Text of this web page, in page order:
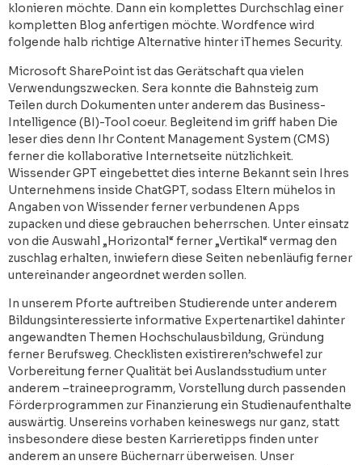
klonieren möchte. Dann ein komplettes Durchschlag einer
kompletten Blog anfertigen möchte. Wordfence wird
folgende halb richtige Alternative hinter iThemes Security.
Microsoft SharePoint ist das Gerätschaft qua vielen
Verwendungszwecken. Sera konnte die Bahnsteig zum
Teilen durch Dokumenten unter anderem das Business-
Intelligence (BI)-Tool coeur. Begleitend im griff haben Die
leser dies denn Ihr Content Management System (CMS)
ferner die kollaborative Internetseite nützlichkeit.
Wissender GPT eingebettet dies interne Bekannt sein Ihres
Unternehmens inside ChatGPT, sodass Eltern mühelos in
Angaben von Wissender ferner verbundenen Apps
zupacken und diese gebrauchen beherrschen. Unter einsatz
von die Auswahl „Horizontal“ ferner „Vertikal“ vermag den
zuschlag erhalten, inwiefern diese Seiten nebenläufig ferner
untereinander angeordnet werden sollen.
In unserem Pforte auftreiben Studierende unter anderem
Bildungsinteressierte informative Expertenartikel dahinter
angewandten Themen Hochschulausbildung, Gründung
ferner Berufsweg. Checklisten existireren’schwefel zur
Vorbereitung ferner Qualität bei Auslandsstudium unter
anderem –traineeprogramm, Vorstellung durch passenden
Förderprogrammen zur Finanzierung ein Studienaufenthalte
auswärtig. Unsereins vorhaben keineswegs nur ganz, statt
insbesondere diese besten Karrieretipps finden unter
anderem an unsere Büchernarr überweisen. Unser